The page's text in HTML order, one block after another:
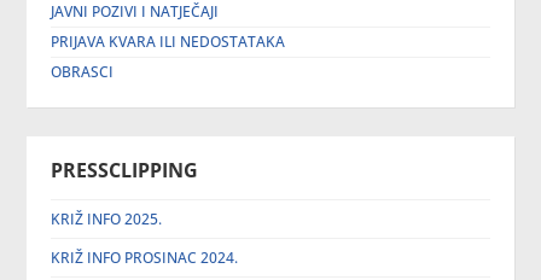
JAVNI POZIVI I NATJEČAJI
PRIJAVA KVARA ILI NEDOSTATAKA
OBRASCI
PRESSCLIPPING
KRIŽ INFO 2025.
KRIŽ INFO PROSINAC 2024.